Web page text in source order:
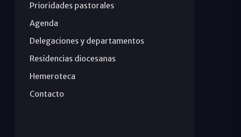
Prioridades pastorales
Agenda
Delegaciones y departamentos
Residencias diocesanas
Hemeroteca
Contacto